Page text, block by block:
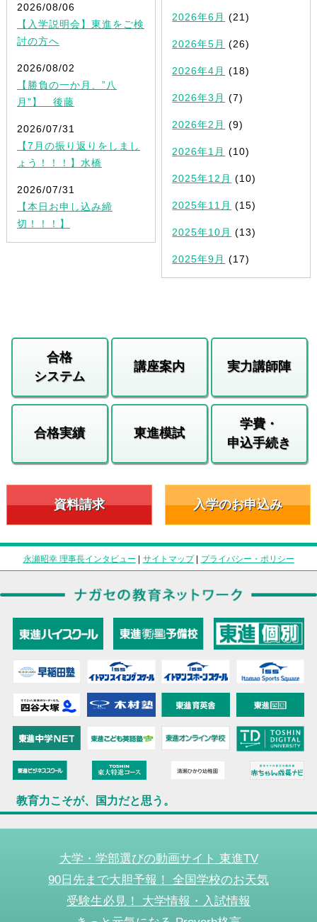
2026/08/06
【入学説明会】東進をご検
討の方へ
2026/08/02
【勝負の一か月、”八
月”】 後藤
2026/07/31
【7月の振り返りをしまし
ょう！！！】水橋
2026/07/31
【本日お申し込み締
切！！！】
2026年6月 (21)
2026年5月 (26)
2026年4月 (18)
2026年3月 (7)
2026年2月 (9)
2026年1月 (10)
2025年12月 (10)
2025年11月 (15)
2025年10月 (13)
2025年9月 (17)
合格
システム
講座案内 実力講師陣
合格実績 東進模試
学費・
申込手続き
資料請求 入学のお申込み
永瀬昭幸 理事長インタビュー | サイトマップ| プライバシー・ポリシー
教育力こそが、国力だと思う。
大学・学部選びの動画サイト 東進TV
90日先まで大胆予報！ 全国学校のお天気
受験生必見！ 大学情報・入試情報